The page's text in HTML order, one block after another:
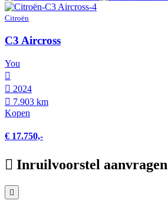
Citroën
C3 Aircross
You
2024
7.903 km
Kopen
€ 17.750,-
Inruilvoorstel aanvragen